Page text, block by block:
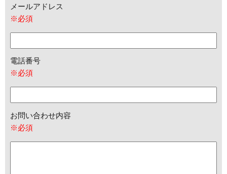
メールアドレス
※必須
電話番号
※必須
お問い合わせ内容
※必須